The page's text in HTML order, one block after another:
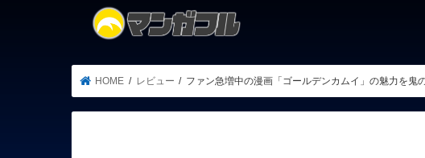
HOME レビュー ファン急増中の漫画「ゴールデンカムイ」の魅力を鬼